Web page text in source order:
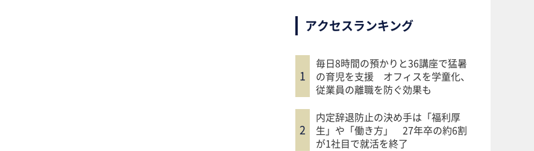
アクセスランキング
毎日8時間の預かりと36講座で猛暑
の育児を支援 オフィスを学童化、
従業員の離職を防ぐ効果も
内定辞退防止の決め手は「福利厚
生」や「働き方」 27年卒の約6割
が1社目で就活を終了